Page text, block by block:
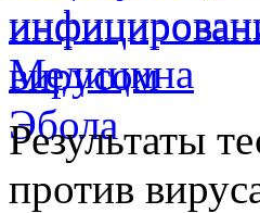
Медицина
Результаты
против